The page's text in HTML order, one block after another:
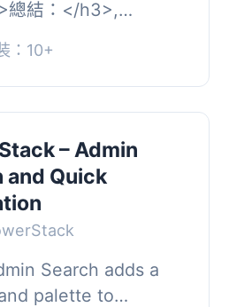
總結：</h3>,
...
：10+
– Admin
and Quick
Search adds a
palette to